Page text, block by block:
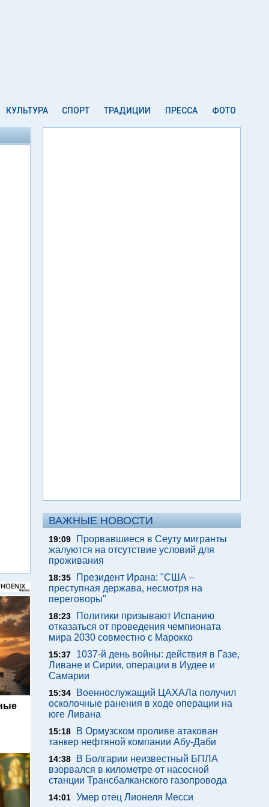
КУЛЬТУРА СПОРТ ТРАДИЦИИ ПРЕССА ФОТО
ВАЖНЫЕ НОВОСТИ
19:09
Прорвавшиеся в Сеуту мигранты
жалуются на отсутствие условий для
проживания
18:35
Президент Ирана: "США –
преступная держава, несмотря на
переговоры"
18:23
Политики призывают Испанию
отказаться от проведения чемпионата
мира 2030 совместно с Марокко
15:37
1037-й день войны: действия в Газе,
Ливане и Сирии, операции в Иудее и
Самарии
15:34
Военнослужащий ЦАХАЛа получил
осколочные ранения в ходе операции на
юге Ливана
15:18
В Ормузском проливе атакован
танкер нефтяной компании Абу-Даби
14:38
В Болгарии неизвестный БПЛА
взорвался в километре от насосной
станции Трансбалканского газопровода
14:01 Умер отец Лионеля Месси